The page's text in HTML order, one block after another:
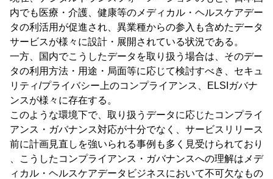
内でも医療・介護、健康等のメディカル・ヘルスケアデー
タの利活用が促進され、異業種からの参入も含めたデータ
サービスが様々に設計・展開されている状況である。
一方、国内でこうしたデータを取り扱う場合は、そのデー
タの利用方法・用途・局面等に応じて検討すべき、セキュ
リティ/プライバシー上のコンプライアンス、ELSIガバナ
ンスが様々に存在する。
このような環境下で、取り扱うデータに応じたコンプライ
アンス・ガバナンス対応が十分でなく、サービスリリース
前に計画見直しを強いられる事例も多く見受けられており
、こうしたコンプライアンス・ガバナンスへの理解はメデ
ィカル・ヘルスケアデータビジネスにおいて不可欠なもの